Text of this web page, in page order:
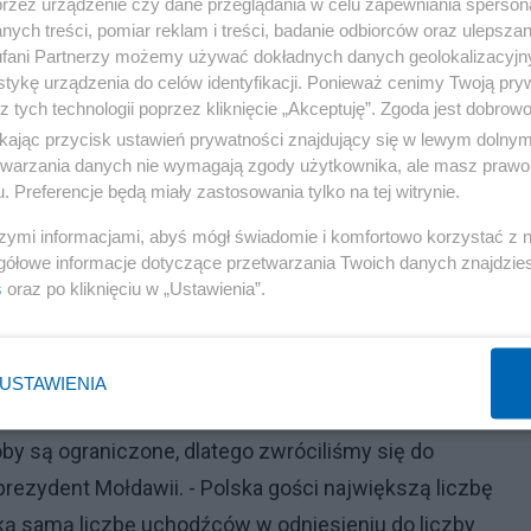
Reklama
arenie międzynarodowej. Ocenił też, że Mołdawia,
i "choć nie jest krajem wielkiego przemysłu i
uchodźców w odniesieniu do liczby
odniosła się do kwestii uchodźców, którzy
i Mołdawii. Sandu powiedziała, że do Mołdawii
z których ponad 100 tys. wciąż pozostaje w jej
są ograniczone, dlatego zwróciliśmy się do
Mołdawii. - Polska gości największą liczbę
samą liczbę uchodźców w odniesieniu do liczby
treści, pomiar reklam i treści, badanie odbiorców oraz
Partnerzy możemy używać dokładnych danych
urządzenia do celów identyfikacji. Ponieważ cenimy Twoją
tych technologii poprzez kliknięcie „Akceptuję”. Zgoda jest
przycisk ustawień prywatności znajdujący się w lewym
danych nie wymagają zgody użytkownika, ale masz
Preferencje będą miały zastosowania tylko na tej witrynie.
informacjami, abyś mógł świadomie i komfortowo korzystać z
informacje dotyczące przetwarzania Twoich danych
oraz po kliknięciu w „Ustawienia”.
USTAWIENIA